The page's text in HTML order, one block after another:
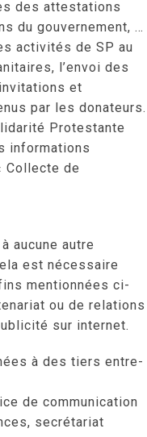
des attestations
du gouvernement, …
activités de SP au
l’envoi des
et
par les donateurs.
Protestante
informations
Collecte de
aucune autre
est nécessaire
mentionnées ci-
ou de relations
sur internet.
à des tiers entre-
de communication
secrétariat